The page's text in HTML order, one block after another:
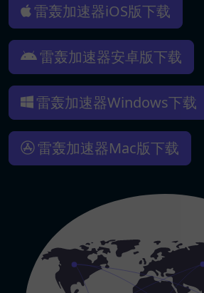
雷轰加速器iOS版下载
雷轰加速器安卓版下载
雷轰加速器Windows下载
雷轰加速器Mac版下载